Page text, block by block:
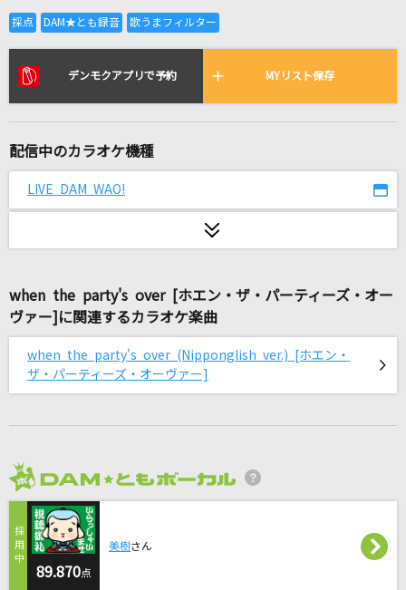
リアルタイムで歌われている曲の一覧
アイノカタチ feat.HIDE(GReeeeN)
脳漿炸裂ガール
れるりり feat.初音ミク&GUMI
バルーン
GO!!!
FLOW
朱夏
[生音]サウダージ
ポルノグラフィティ
ミラーチューン
デンモクアプリで予約 MYリスト保存
配信中のカラオケ機種
LIVE DAM WAO!
when the party's over [ホエン・ザ・パーティーズ・オー
ヴァー]に関連するカラオケ楽曲
when the party's over (Nipponglish ver.) [ホエン・
ザ・パーティーズ・オーヴァー]
89.870点
美樹さん